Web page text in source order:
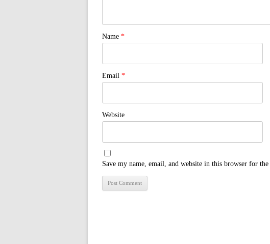
Name *
Email *
Website
Save my name, email, and website in this browser for